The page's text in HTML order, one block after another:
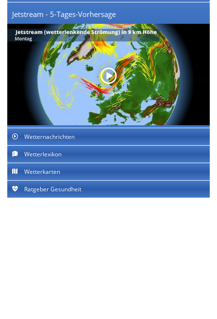
Jetstream - 5-Tages-Vorhersage
Wetternachrichten
Wetterlexikon
Wetterkarten
Ratgeber Gesundheit